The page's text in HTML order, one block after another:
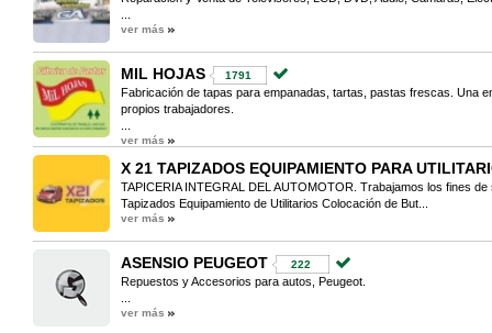
ver más
MIL HOJAS 1791
Fabricación de tapas para empanadas, tartas, pastas frescas. Una
propios trabajadores.
ver más
X 21 TAPIZADOS EQUIPAMIENTO PARA
TAPICERIA INTEGRAL DEL AUTOMOTOR. Trabajamos los fines
Tapizados Equipamiento de Utilitarios Colocación de But...
ver más
ASENSIO PEUGEOT 222
Repuestos y Accesorios para autos, Peugeot.
ver más